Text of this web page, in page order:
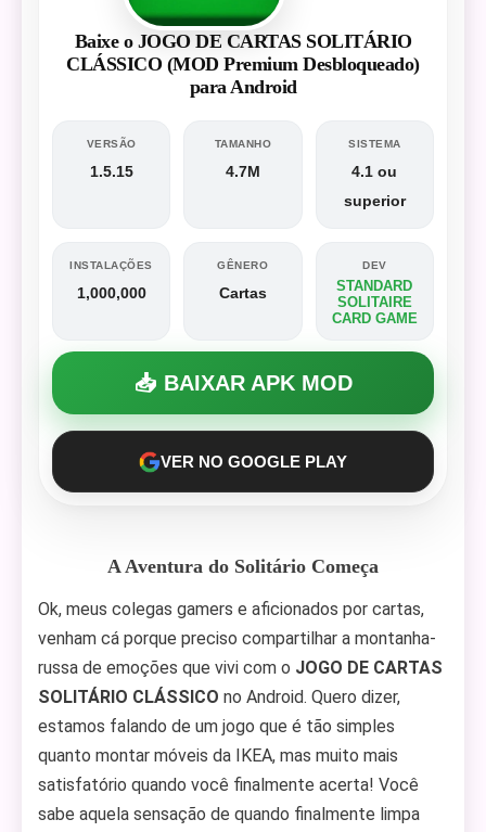
Baixe o JOGO DE CARTAS SOLITÁRIO
CLÁSSICO (MOD Premium Desbloqueado)
para Android
VERSÃO
1.5.15
TAMANHO
4.7M
SISTEMA
4.1 ou
superior
INSTALAÇÕES
1,000,000
GÊNERO
Cartas
DEV
STANDARD
SOLITAIRE
CARD GAME
📥 BAIXAR APK MOD
VER NO GOOGLE PLAY
A Aventura do Solitário Começa
Ok, meus colegas gamers e aficionados por cartas,
venham cá porque preciso compartilhar a montanha-
russa de emoções que vivi com o JOGO DE CARTAS
SOLITÁRIO CLÁSSICO no Android. Quero dizer,
estamos falando de um jogo que é tão simples
quanto montar móveis da IKEA, mas muito mais
satisfatório quando você finalmente acerta! Você
sabe aquela sensação de quando finalmente limpa